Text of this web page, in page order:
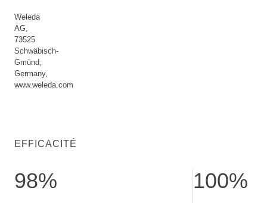
Weleda
AG,
73525
Schwäbisch-
Gmünd,
Germany,
www.weleda.com
EFFICACITÉ
98% 100%